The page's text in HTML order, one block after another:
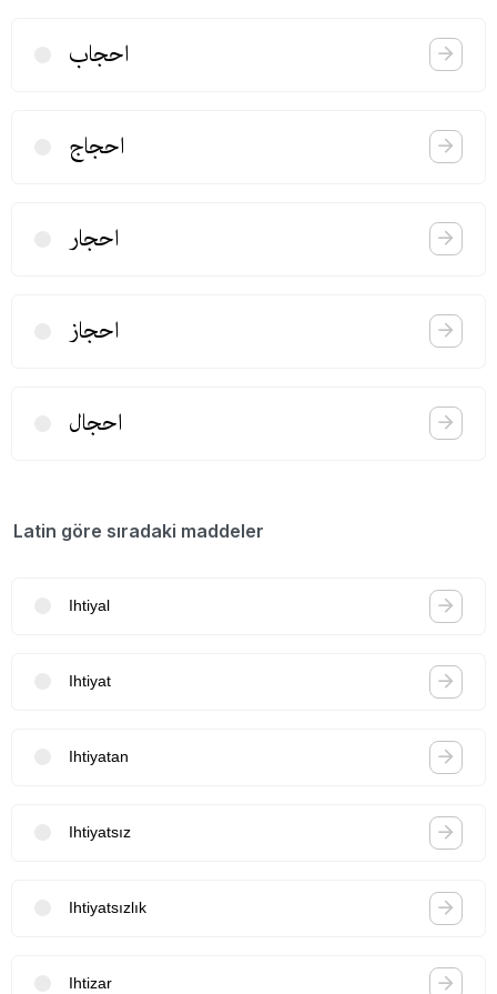
احجاب
احجاج
احجار
احجاز
احجال
Latin göre sıradaki maddeler
Ihtiyal
Ihtiyat
Ihtiyatan
Ihtiyatsız
Ihtiyatsızlık
Ihtizar